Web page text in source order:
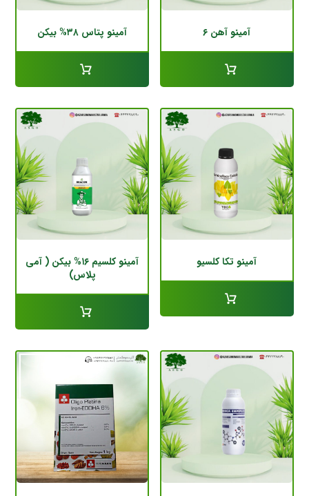
آمینو آهن ۶ آمینو پتاس ۳۸% بیکن
آمینو تکا کلسیو
آمینو کلسیم ۱۶% بیکن ( آمی
پلاس)